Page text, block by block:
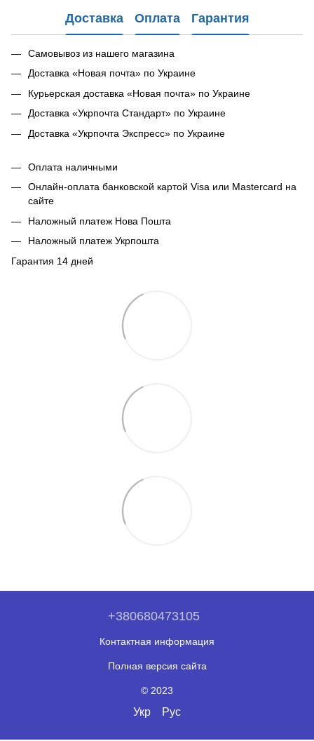
Доставка Оплата Гарантия
Самовывоз из нашего магазина
Доставка «Новая почта» по Украине
Курьерская доставка «Новая почта» по Украине
Доставка «Укрпочта Стандарт» по Украине
Доставка «Укрпочта Экспресс» по Украине
Оплата наличными
Онлайн-оплата банковской картой Visa или Mastercard на
сайте
Наложный платеж Нова Пошта
Наложный платеж Укрпошта
Гарантия 14 дней
+380680473105
Контактная информация
Полная версия сайта
© 2023
Укр Рус